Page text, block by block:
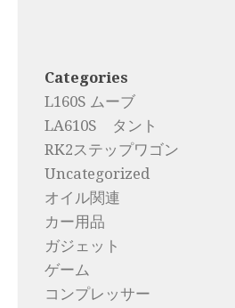
Categories
L160S ムーブ
LA610S タント
RK2ステップワゴン
Uncategorized
オイル関連
カー用品
ガジェット
ゲーム
コンプレッサー